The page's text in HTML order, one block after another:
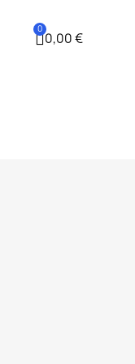
0,00 €